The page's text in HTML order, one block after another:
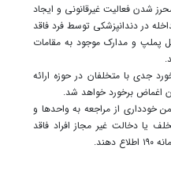
شدن فعالیت غیرقانونی و ایجاد
در دندانپزشکی توسط فرد فاقد
پملپ و مدارک موجود به مقامات
جدی با متخلفان در حوزه ارائه
اغماض برخورد خواهد شد.
خودداری از مراجعه به واحد‌ها و
یا دخالت غیر مجاز افراد فاقد